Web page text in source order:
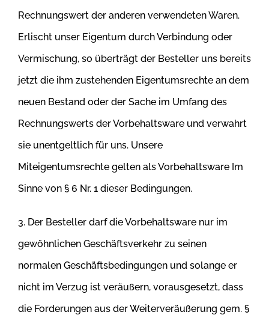
Rechnungswert der anderen verwendeten Waren.
Erlischt unser Eigentum durchVerbindung oder
Vermischung, so überträgt der Besteller uns bereits
jetzt die ihm zustehenden Eigentumsrechte an dem
neuen Bestand oder der Sache im Umfang des
Rechnungswerts der Vorbehaltsware und verwahrt
sie unentgeltlich für uns. Unsere
Miteigentumsrechte gelten alsVorbehaltsware Im
Sinne von § 6 Nr. 1 dieser Bedingungen.
3. Der Besteller darf die Vorbehaltsware nur im
gewöhnlichen Geschäftsverkehr zu seinen
normalen Geschäftsbedingungen und solange er
nicht im Verzug ist veräußern, vorausgesetzt, dass
die Forderungen aus der Weiterveräußerung gem. §